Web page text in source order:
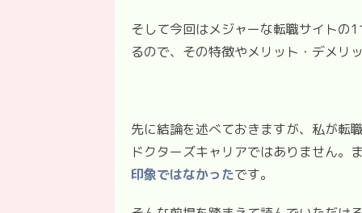
そして今回はメジャーな転職サイトの
るので、その特徴やメリット・デメリ
先に結論を述べておきますが、私が転
ドクターズキャリアではありません。
印象ではなかったです。